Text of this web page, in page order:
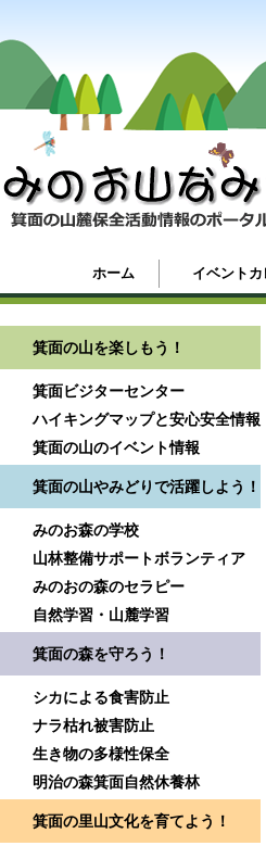
ホーム イベント
箕面の山を楽しもう！
箕面ビジターセンター
ハイキングマップと安心安全情報
箕面の山のイベント情報
箕面の山やみどりで活躍しよう！
みのお森の学校
山林整備サポートボランティア
みのおの森のセラピー
自然学習・山麓学習
箕面の森を守ろう！
シカによる食害防止
ナラ枯れ被害防止
生き物の多様性保全
明治の森箕面自然休養林
箕面の里山文化を育てよう！